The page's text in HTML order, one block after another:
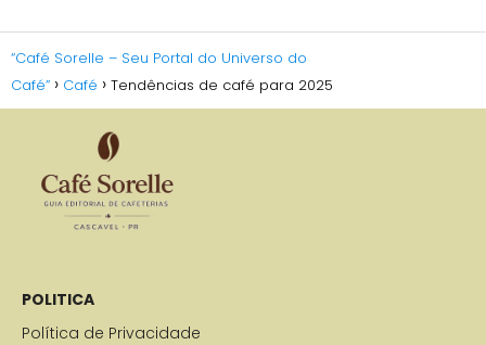
“Café Sorelle – Seu Portal do Universo do
Café”
Café Tendências de café para 2025
POLITICA
Política de Privacidade